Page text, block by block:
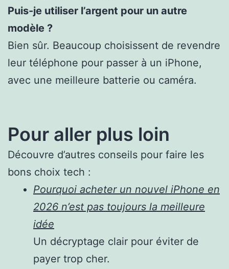
Puis-je utiliser l’argent pour un autre
modèle ?
Bien sûr. Beaucoup choisissent de revendre
leur téléphone pour passer à un iPhone,
avec une meilleure batterie ou caméra.
Pour aller plus loin
Découvre d’autres conseils pour faire les
bons choix tech :
Pourquoi acheter un nouvel iPhone en
2026 n’est pas toujours la meilleure
idée
Un décryptage clair pour éviter de
payer trop cher.